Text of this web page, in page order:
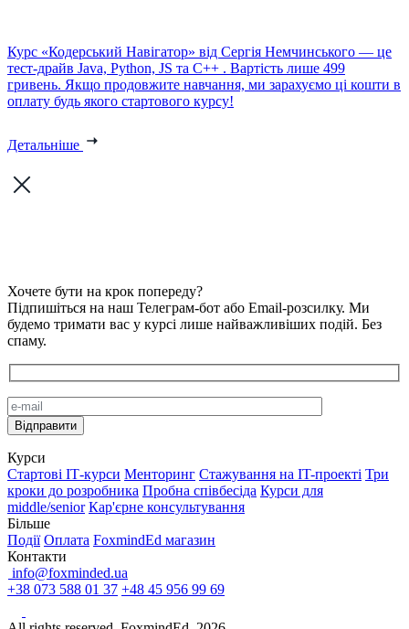
Курс «Кодерський Навігатор» від Сергія Немчинського — це
тест-драйв Java, Python, JS та C++ . Вартість лише 499
гривень. Якщо продовжите навчання, ми зарахуємо ці кошти в
оплату будь якого стартового курсу!
Детальніше
Хочете бути на крок попереду?
Підпишіться на наш Телеграм-бот або Email-розсилку. Ми
будемо тримати вас у курсі лише найважливіших подій. Без
спаму.
Курси
Стартові IТ-курси Менторинг Стажування на IT-проекті Три
кроки до розробника Пробна співбесіда Курси для
middle/senior Кар'єрне консультування
Більше
Події Оплата FoxmindEd магазин
Контакти
info@foxminded.ua
+38 073 588 01 37 +48 45 956 99 69